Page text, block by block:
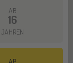
AB
16
JAHREN
AB